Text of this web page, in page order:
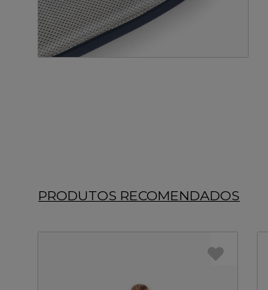
PRODUTOS RECOMENDADOS